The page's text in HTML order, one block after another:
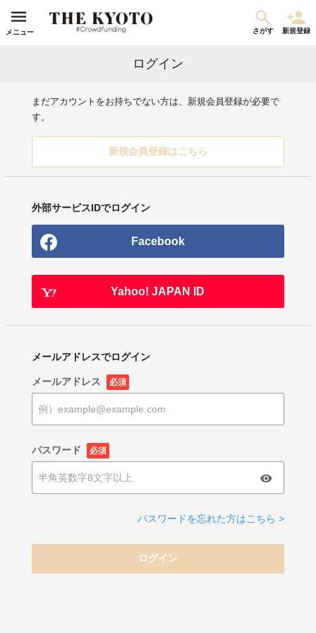
メニュー さがす 新規登録
ログイン
まだアカウントをお持ちでない方は、新規会員登録が必要で
す。
新規会員登録はこちら
外部サービスIDでログイン
Facebook
Yahoo! JAPAN ID
メールアドレスでログイン
メールアドレス 必須
パスワード 必須
パスワードを忘れた方はこちら >
ログイン